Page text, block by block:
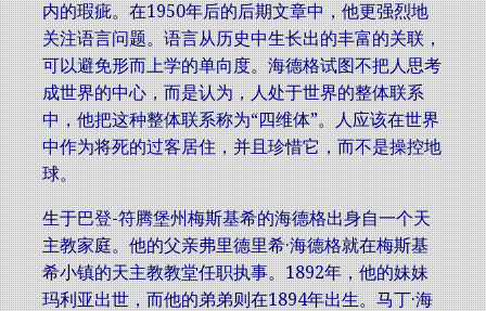
内的瑕疵。在1950年后的后期文章中，他更强烈地
关注语言问题。语言从历史中生长出的丰富的关联，
可以避免形而上学的单向度。海德格试图不把人思考
成世界的中心，而是认为，人处于世界的整体联系
中，他把这种整体联系称为“四维体”。人应该在世界
中作为将死的过客居住，并且珍惜它，而不是操控地
球。
生于巴登-符腾堡州梅斯基希的海德格出身自一个天
主教家庭。他的父亲弗里德里希·海德格就在梅斯基
希小镇的天主教教堂任职执事。1892年，他的妹妹
玛利亚出世，而他的弟弟则在1894年出生。马丁·海